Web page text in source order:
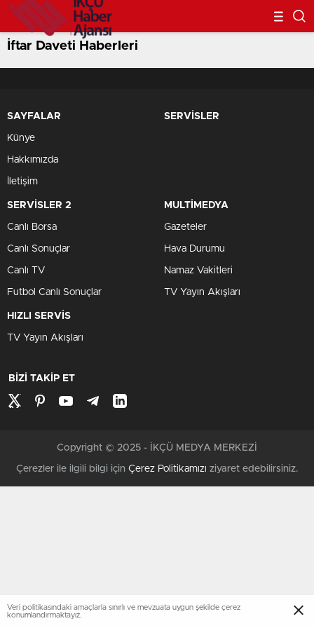
İftar Daveti Haberleri
SAYFALAR
Künye
Hakkımızda
İletişim
SERVİSLER
SERVİSLER 2
Canlı Borsa
Canlı Sonuçlar
Canlı TV
Futbol Canlı Sonuçlar
MULTİMEDYA
Gazeteler
Hava Durumu
Namaz Vakitleri
TV Yayın Akışları
HIZLI SERVİS
TV Yayın Akışları
BİZİ TAKİP ET
Copyright © 2025 - İKÇÜ MEDYA MERKEZİ
Çerezler ile ilgili bilgi için Çerez Politikamızı ziyaret edebilirsiniz.
Veri politikasındaki amaçlarla sınırlı ve mevzuata uygun şekilde çerez
konumlandırmaktayız.